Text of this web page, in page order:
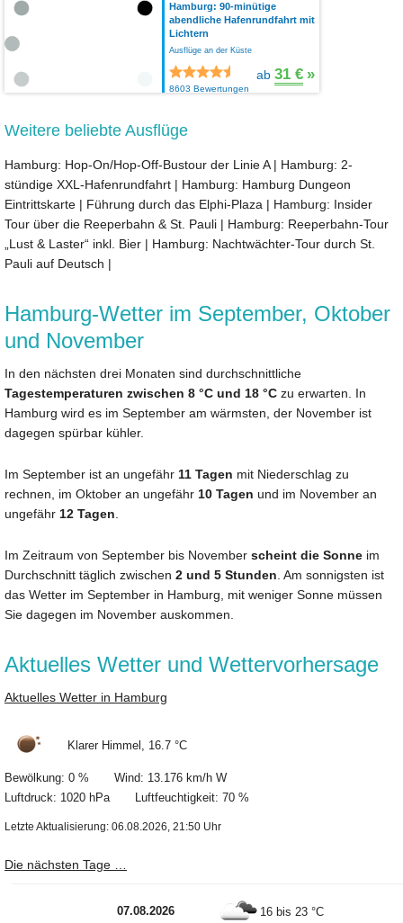
Hamburg: 90-minütige
abendliche Hafenrundfahrt mit
Lichtern
Ausflüge an der Küste
8603 Bewertungen
ab 31 € »
Weitere beliebte Ausflüge
Hamburg: Hop-On/Hop-Off-Bustour der Linie A| Hamburg: 2-
stündige XXL-Hafenrundfahrt | Hamburg: Hamburg Dungeon
Eintrittskarte | Führung durch das Elphi-Plaza | Hamburg: Insider
Tour über die Reeperbahn & St. Pauli | Hamburg: Reeperbahn-Tour
„Lust & Laster“ inkl. Bier | Hamburg: Nachtwächter-Tour durch St.
Pauli auf Deutsch |
Hamburg-Wetter im September, Oktober
und November
In den nächsten drei Monaten sind durchschnittliche
Tagestemperaturen zwischen 8 °C und 18 °C zu erwarten. In
Hamburg wird es im September am wärmsten, der November ist
dagegen spürbar kühler.
Im September ist an ungefähr 11 Tagen mit Niederschlag zu
rechnen, im Oktober an ungefähr 10 Tagen und im November an
ungefähr 12 Tagen.
Im Zeitraum von September bis November scheint die Sonne im
Durchschnitt täglich zwischen 2 und 5 Stunden. Am sonnigsten ist
das Wetter im September in Hamburg, mit weniger Sonne müssen
Sie dagegen im November auskommen.
Aktuelles Wetter und Wettervorhersage
Aktuelles Wetter in Hamburg
Klarer Himmel, 16.7 °C
Bewölkung: 0 % Wind: 13.176 km/h W
Luftdruck: 1020 hPa Luftfeuchtigkeit: 70 %
Letzte Aktualisierung: 06.08.2026, 21:50 Uhr
Die nächsten Tage …
07.08.2026 16 bis 23 °C